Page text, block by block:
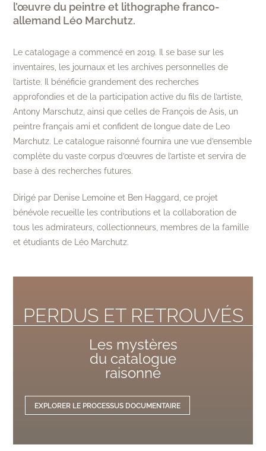
l’œuvre du peintre et lithographe franco-
allemand Léo Marchutz.
Le catalogage a commencé en 2019. Il se base sur les
inventaires, les journaux et les archives personnelles de
l’artiste. Il bénéficie grandement des recherches
approfondies et de la participation active du fils de l’artiste,
Antony Marschutz, ainsi que celles de François de Asis, un
peintre français ami et confident de longue date de Leo
Marchutz. Le catalogue raisonné fournira une vue d’ensemble
complète du vaste corpus d’œuvres de l’artiste et servira de
base à des recherches futures.
Dirigé par Denise Lemoine et Ben Haggard, ce projet
bénévole recueille les contributions et la collaboration de
tous les admirateurs, collectionneurs, membres de la famille
et étudiants de Léo Marchutz.
PERDUS ET RETROUVÉS
Les mystères
du catalogue
raisonné
EXPLORER LE PROCESSUS DOCUMENTAIRE